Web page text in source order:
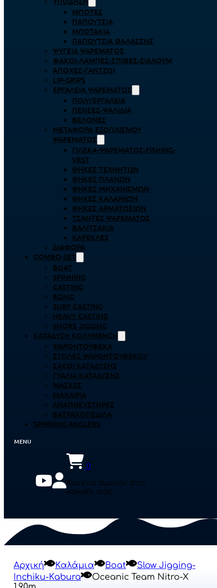
ΜΠΌΤΕΣ
ΠΑΠΟΎΤΣΙΑ
ΜΠΟΤΆΚΙΑ
ΠΑΠΟΎΤΣΙΑ ΘΑΛΆΣΣΗΣ
ΨΥΓΕΊΑ ΨΑΡΈΜΑΤΟΣ
ΦΑΚΟΊ-ΛΆΜΠΕΣ-ΣΠΊΘΕΣ-ΣΊΑΛΟΥΜ
ΑΠΌΧΕΣ-ΓΆΝΤΖΟΙ
LIP-GRIPS
EΡΓΑΛΕΊΑ ΨΑΡΈΜΑΤΟΣ
ΠΟΛΥΕΡΓΑΛΕΊΑ
ΠΈΝΣΕΣ-ΨΑΛΊΔΙΑ
ΒΕΛΌΝΕΣ
ΜΕΤΑΦΟΡΆ ΕΞΟΠΛΙΣΜΟΎ
ΨΑΡΈΜΑΤΟΣ
ΓΙΛΈΚΑ-ΨΑΡΈΜΑΤΟΣ-FISHING-
VEST
ΘΉΚΕΣ ΤΕΧΝΗΤΏΝ
ΘΉΚΕΣ ΠΛΆΝΩΝ
ΘΉΚΕΣ ΜΗΧΑΝΙΣΜΏΝ
ΘΉΚΕΣ ΚΑΛΑΜΙΏΝ
ΘΉΚΕΣ ΑΡΜΑΤΩΣΙΏΝ
ΤΣΆΝΤΕΣ ΨΑΡΈΜΑΤΟΣ
ΒΑΛΙΤΣΆΚΙΑ
ΚΑΡΈΚΛΕΣ
ΔΙΆΦΟΡΑ
COMBO-SET
BOAT
SPINNING
CASTING
EGING
SURF CASTING
HEAVY CASTING
SHORE JIGGING
ΚΑΤΆΔΥΣΗ ΚΟΛΎΜΒΗΣΗ
ΨΑΡΟΝΤΟΎΦΕΚΑ
ΣΤΟΛΈΣ ΨΑΡΟΝΤΟΎΦΕΚΟΥ
ΣΆΚΟΙ ΚΑΤΆΔΥΣΗΣ
ΓΥΑΛΙΆ ΚΑΤΆΔΥΣΗΣ
ΜΆΣΚΕΣ
ΜΑΧΑΊΡΙΑ
ΑΝΑΠΝΕΥΣΤΉΡΕΣ
ΒΑΤΡΑΧΟΠΈΔΙΛΑ
SPINNING ANGLERS
0
Κανένα προϊόν στο
καλάθι σας.
Αρχική Καλάμια Boat
Slow Jigging-
Inchiku-Kabura
Oceanic Team Nitro-X